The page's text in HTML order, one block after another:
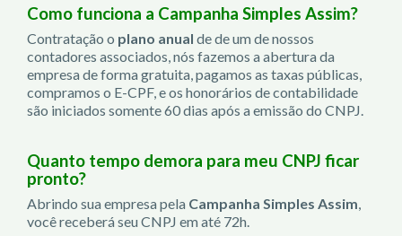
Como funciona a Campanha Simples Assim?
Contratação o plano anual de de um de nossos
contadores associados, nós fazemos a abertura da
empresa de forma gratuita, pagamos as taxas públicas,
compramos o E-CPF, e os honorários de contabilidade
são iniciados somente 60 dias após a emissão do CNPJ.
Quanto tempo demora para meu CNPJ ficar
pronto?
Abrindo sua empresa pela Campanha Simples Assim,
você receberá seu CNPJ em até 72h.